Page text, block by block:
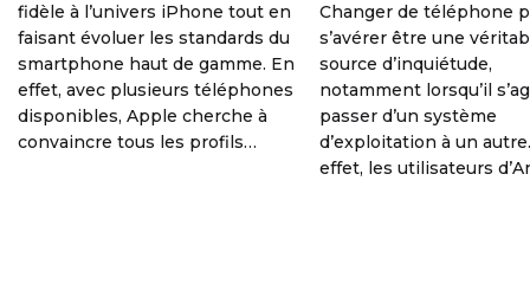
fidèle à l’univers iPhone tout en
faisant évoluer les standards du
smartphone haut de gamme. En
effet, avec plusieurs téléphones
disponibles, Apple cherche à
convaincre tous les profils
Changer de téléphone
s’avérer être une
source d’inquiétude,
notamment lorsqu’il
passer d’un système
d’exploitation à un
effet, les utilisateurs